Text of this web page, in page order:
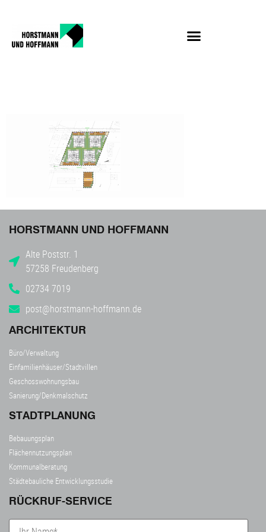
HORSTMANN UND HOFFMANN
Alte Poststr. 1
57258 Freudenberg
02734 7019
post@horstmann-hoffmann.de
ARCHITEKTUR
Büro/Verwaltung
Einfamilienhäuser/Stadtvillen
Geschosswohnungsbau
Sanierung/Denkmalschutz
STADTPLANUNG
Bebauungsplan
Flächennutzungsplan
Kommunalberatung
Städtebauliche Entwicklungsstudie
RÜCKRUF-SERVICE